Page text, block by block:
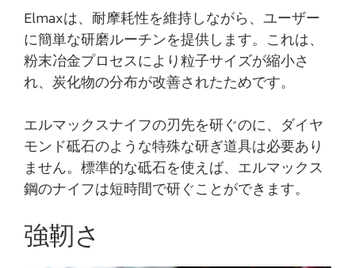
Elmaxは、耐摩耗性を維持しながら、ユーザー
に簡単な研磨ルーチンを提供します。これは、
粉末冶金プロセスにより粒子サイズが縮小さ
れ、炭化物の分布が改善されたためです。
エルマックスナイフの刃先を研ぐのに、ダイヤ
モンド砥石のような特殊な研ぎ道具は必要あり
ません。標準的な砥石を使えば、エルマックス
鋼のナイフは短時間で研ぐことができます。
強靭さ